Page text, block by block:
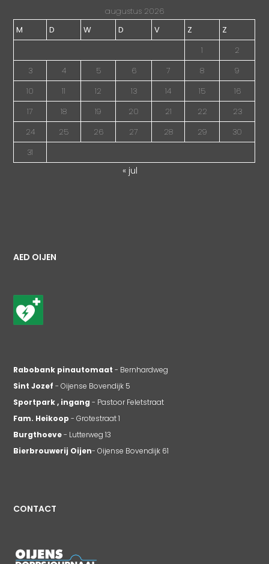
augustus 2026
M
D W D V Z
Z
1
2
3
4 5 6 7 8
9
10
11 12 13 14 15
16
17
18 19 20 21 22
23
24
25 26 27 28 29
30
31
« jul
AED OIJEN
Rabobank pinautomaat - Bernhardweg
Sint Jozef - Oijense Bovendijk 5
Sportpark , ingang - Pastoor Feletstraat
Fam. Heikoop - Grotestraat 1
Burgthoeve- Lutterweg 13
Bierbrouwerij Oijen- Oijense Bovendijk 61
CONTACT